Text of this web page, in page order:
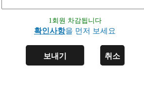
1회원 차감됩니다
확인사항을 먼저 보세요